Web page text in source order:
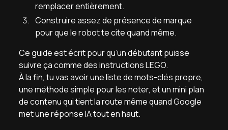
remplacer entièrement.
Construire assez de présence de marque
pour que le robot te cite quand même.
Ce guide est écrit pour qu’un débutant puisse
suivre ça comme des instructions LEGO.
À la fin, tu vas avoir une liste de mots-clés propre,
une méthode simple pour les noter, et un mini plan
de contenu qui tient la route même quand Google
met une réponse IA tout en haut.